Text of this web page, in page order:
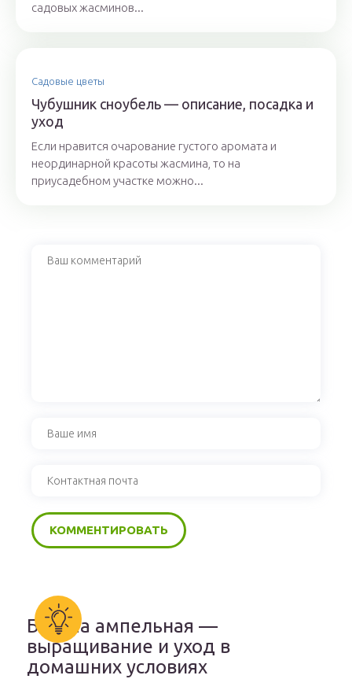
садовых жасминов...
Садовые цветы
Чубушник сноубель — описание, посадка и
уход
Если нравится очарование густого аромата и
неординарной красоты жасмина, то на
приусадебном участке можно...
Бакопа ампельная —
выращивание и уход в
домашних условиях